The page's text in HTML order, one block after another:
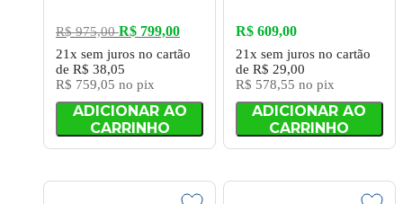
R$ 975,00R$ 799,00
21x sem juros no cartão
de R$ 38,05
R$ 759,05 no pix
ADICIONAR AO
CARRINHO
R$ 609,00
21x sem juros no cartão
de R$ 29,00
R$ 578,55 no pix
ADICIONAR AO
CARRINHO